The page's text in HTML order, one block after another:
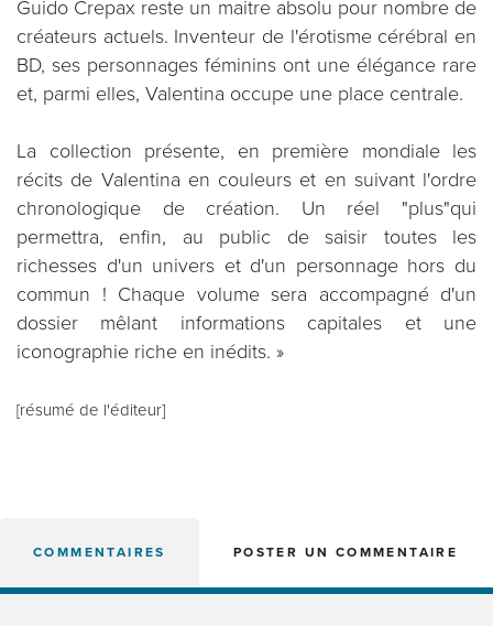
Guido Crepax reste un maitre absolu pour nombre de
créateurs actuels. Inventeur de l'érotisme cérébral en
BD, ses personnages féminins ont une élégance rare
et, parmi elles, Valentina occupe une place centrale.
La collection présente, en première mondiale les
récits de Valentina en couleurs et en suivant l'ordre
chronologique de création. Un réel "plus"qui
permettra, enfin, au public de saisir toutes les
richesses d'un univers et d'un personnage hors du
commun ! Chaque volume sera accompagné d'un
dossier mêlant informations capitales et une
iconographie riche en inédits. »
[résumé de l'éditeur]
COMMENTAIRES POSTER UN COMMENTAIRE